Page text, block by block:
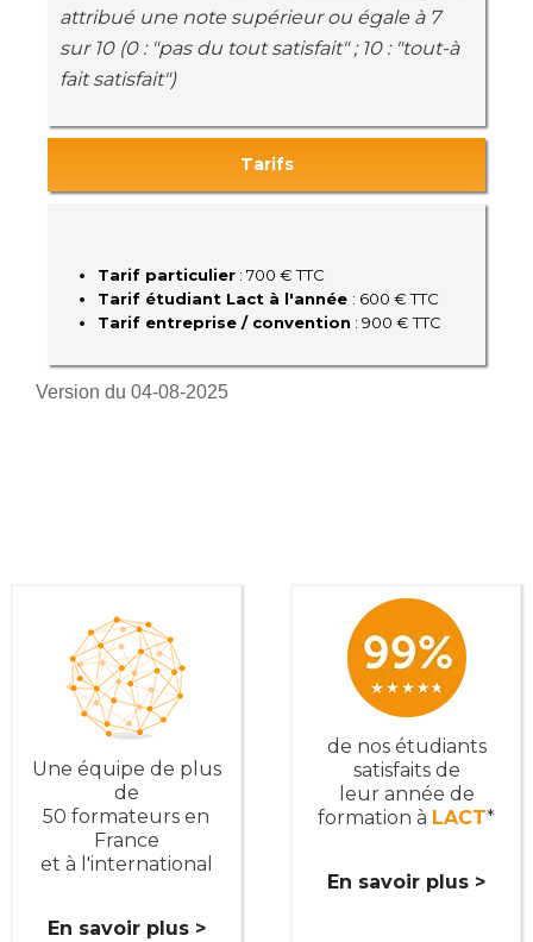
attribué une note supérieur ou égale à 7
sur 10 (0 : "pas du tout satisfait" ; 10 : "tout-à
fait satisfait")
Tarifs
Tarif particulier : 700 € TTC
Tarif étudiant Lact à l'année : 600 € TTC
Tarif entreprise / convention : 900 € TTC
Version du 04-08-2025
Une équipe de plus
de
50 formateurs en
France
et à l'international
En savoir plus >
de nos étudiants
satisfaits de
leur année de
formation à LACT*
En savoir plus >